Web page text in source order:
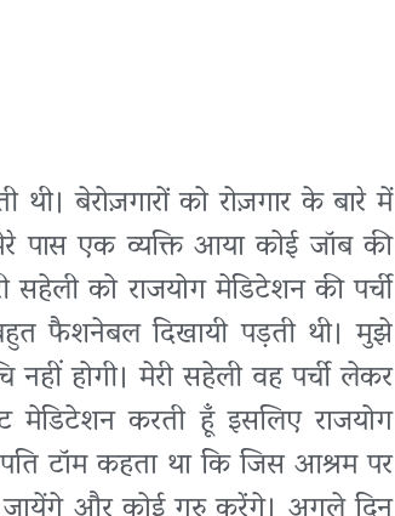
बेरोज़गारों को रोज़गार के बारे में
पास एक व्यक्ति आया कोई जॉब की
को राजयोग मेडिटेशन की पर्ची
फैशनेबल दिखायी पड़ती थी। मुझे
होगी। मेरी सहेली वह पर्ची लेकर
मेडिटेशन करती हूँ इसलिए राजयोग
टॉम कहता था कि जिस आश्रम पर